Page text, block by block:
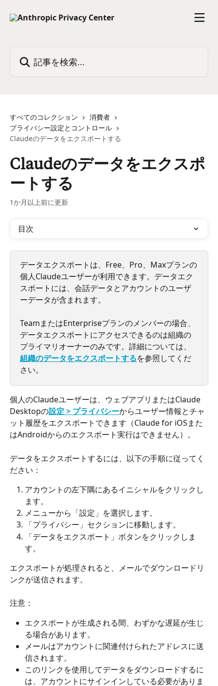
すべてのコレクション
消費者
プライバシー設定とコントロール
Claudeのデータをエクスポートする
Claudeのデータをエクスポ
ートする
1か月以上前に更新
目次
データエクスポートは、Free、Pro、Maxプランの
個人Claudeユーザーが利用できます。データエク
スポートには、会話データとアカウントのユーザ
ーデータが含まれます。
TeamまたはEnterpriseプランのメンバーの場合、
データエクスポートにアクセスできるのは組織の
プライマリオーナーのみです。詳細については、
組織のデータをエクスポートするを参照してくだ
さい。
個人のClaudeユーザーは、ウェブアプリまたはClaude
Desktopの設定 > プライバシーからユーザー情報とチャ
ット履歴をエクスポートできます（Claude for iOSまた
はAndroidからのエクスポート実行はできません）。
データをエクスポートするには、以下の手順に従ってく
ださい：
アカウントの左下隅にあるイニシャルをクリックし
ます。
メニューから「設定」を選択します。
「プライバシー」セクションに移動します。
「データをエクスポート」ボタンをクリックしま
す。
エクスポートが処理されると、メールでダウンロードリ
ンクが送信されます。
注意：
エクスポートが生成される間、わずかな遅延が生じ
る場合があります。
メールはアカウントに関連付けられたアドレスに送
信されます。
このリンクを使用してデータをダウンロードするに
は、アカウントにサインインしている必要がありま